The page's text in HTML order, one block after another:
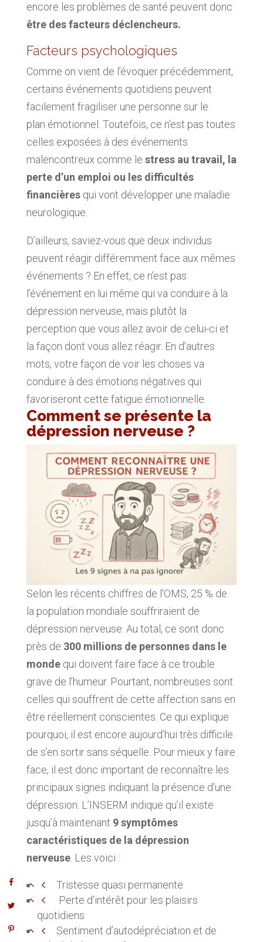
encore les problèmes de santé peuvent donc
être des facteurs déclencheurs.
Facteurs psychologiques
Comme on vient de l’évoquer précédemment,
certains événements quotidiens peuvent
facilement fragiliser une personne sur le
plan émotionnel. Toutefois, ce n’est pas toutes
celles exposées à des événements
malencontreux comme le stress au travail, la
perte d’un emploi ou les difficultés
financièresqui vont développer une maladie
neurologique.
D’ailleurs, saviez-vous que deux individus
peuvent réagir différemment face aux mêmes
événements ? En effet, ce n’est pas
l’événement en lui même qui va conduire à la
dépression nerveuse, mais plutôt la
perception que vous allez avoir de celui-ci et
la façon dont vous allez réagir. En d’autres
mots, votre façon de voir les choses va
conduire à des émotions négatives qui
favoriseront cette fatigue émotionnelle.
Comment se présente la
dépression nerveuse ?
Selon les récents chiffres de l’OMS, 25 % de
la population mondiale souffriraient de
dépression nerveuse. Au total, ce sont donc
près de 300 millions de personnes dans le
mondequi doivent faire face à ce trouble
grave de l’humeur. Pourtant, nombreuses sont
celles qui souffrent de cette affection sans en
être réellement conscientes. Ce qui explique
pourquoi, il est encore aujourd’hui très difficile
de s’en sortir sans séquelle. Pour mieux y faire
face, il est donc important de reconnaître les
principaux signes indiquant la présence d’une
dépression. L’INSERM indique qu’il existe
jusqu’à maintenant 9 symptômes
caractéristiques de la dépression
nerveuse. Les voici :
Tristesse quasi permanente
Perte d’intérêt pour les plaisirs
quotidiens
Sentiment d’autodépréciation et de